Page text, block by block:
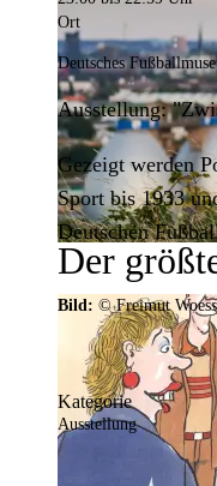
Der
Region
Mit weit über
Ort
Deutsches
Ausstellung:
Gezeigt werden
Sport bis 1933
Deutschen
Bild: © Freimut
Kategorie
Ausstellung